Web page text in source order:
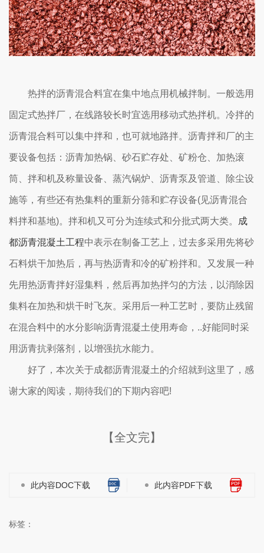
热拌的沥青混合料宜在集中地点用机械拌制。一般选用
固定式热拌厂，在线路较长时宜选用移动式热拌机。冷拌的
沥青混合料可以集中拌和，也可就地路拌。沥青拌和厂的主
要设备包括：沥青加热锅、砂石贮存处、矿粉仓、加热滚
筒、拌和机及称量设备、蒸汽锅炉、沥青泵及管道、除尘设
施等，有些还有热集料的重新分筛和贮存设备(见沥青混合
料拌和基地)。拌和机又可分为连续式和分批式两大类。 成
都沥青混凝土工程中表示在制备工艺上，过去多采用先将砂
石料烘干加热后，再与热沥青和冷的矿粉拌和。又发展一种
先用热沥青拌好湿集料，然后再加热拌匀的方法，以消除因
集料在加热和烘干时飞灰。采用后一种工艺时，要防止残留
在混合料中的水分影响沥青混凝土使用寿命，..好能同时采
用沥青抗剥落剂，以增强抗水能力。
好了，本次关于成都沥青混凝土的介绍就到这里了，感
谢大家的阅读，期待我们的下期内容吧!
【全文完】
此内容DOC下载 此内容PDF下载
标签：